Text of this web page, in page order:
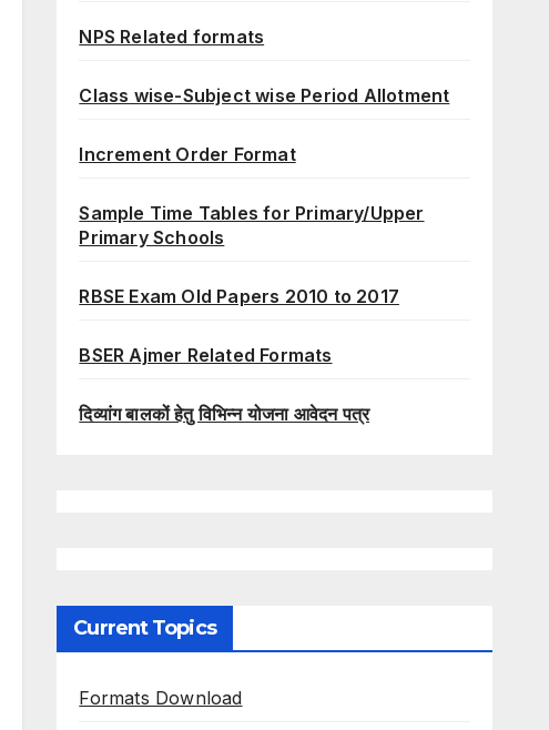
NPS Related formats
Class wise-Subject wise Period Allotment
Increment Order Format
Sample Time Tables for Primary/Upper
Primary Schools
RBSE Exam Old Papers 2010 to 2017
BSER Ajmer Related Formats
दिव्यांग बालकों हेतु विभिन्न योजना आवेदन पत्र
Current Topics
Formats Download